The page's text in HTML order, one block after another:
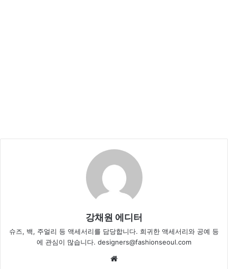
강채원 에디터
슈즈, 백, 주얼리 등 액세서리를 담당합니다. 희귀한 액세서리와 공예 등
에 관심이 많습니다. designers@fashionseoul.com